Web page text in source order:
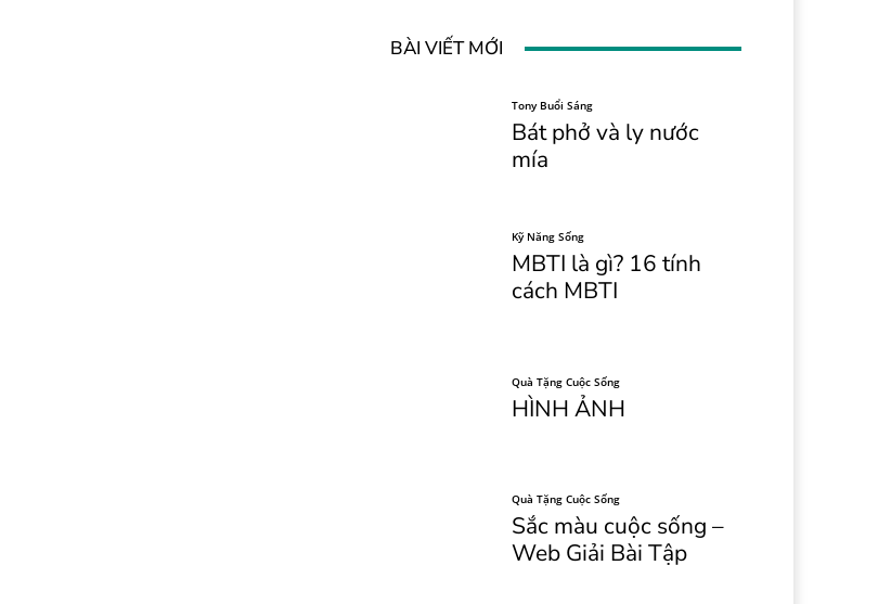
BÀI VIẾT MỚI
Tony Buổi Sáng
Bát phở và ly nước
mía
Kỹ Năng Sống
MBTI là gì? 16 tính
cách MBTI
Quà Tặng Cuộc Sống
HÌNH ẢNH
Quà Tặng Cuộc Sống
Sắc màu cuộc sống –
Web Giải Bài Tập